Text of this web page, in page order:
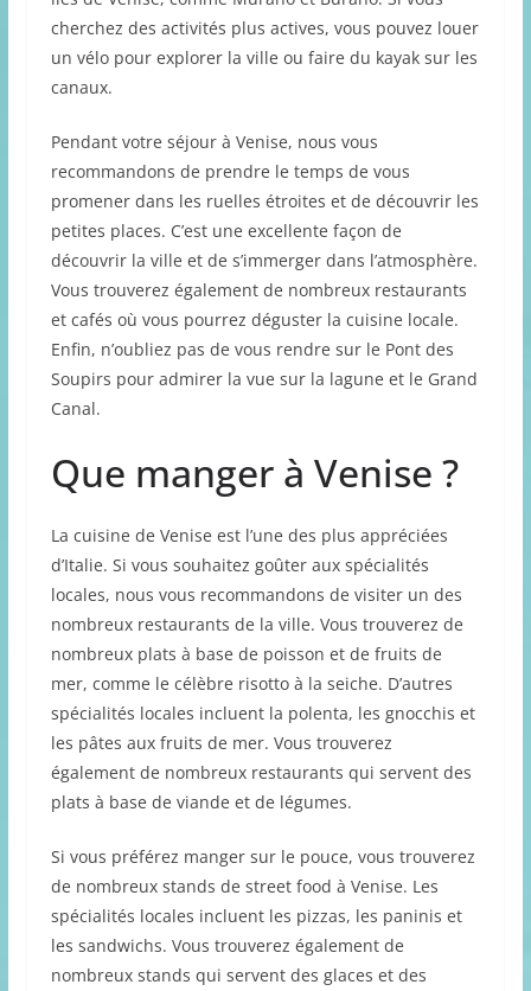
cherchez des activités plus actives, vous pouvez louer
un vélo pour explorer la ville ou faire du kayak sur les
canaux.
Pendant votre séjour à Venise, nous vous
recommandons de prendre le temps de vous
promener dans les ruelles étroites et de découvrir les
petites places. C’est une excellente façon de
découvrir la ville et de s’immerger dans l’atmosphère.
Vous trouverez également de nombreux restaurants
et cafés où vous pourrez déguster la cuisine locale.
Enfin, n’oubliez pas de vous rendre sur le Pont des
Soupirs pour admirer la vue sur la lagune et le Grand
Canal.
Que manger à Venise ?
La cuisine de Venise est l’une des plus appréciées
d’Italie. Si vous souhaitez goûter aux spécialités
locales, nous vous recommandons de visiter un des
nombreux restaurants de la ville. Vous trouverez de
nombreux plats à base de poisson et de fruits de
mer, comme le célèbre risotto à la seiche. D’autres
spécialités locales incluent la polenta, les gnocchis et
les pâtes aux fruits de mer. Vous trouverez
également de nombreux restaurants qui servent des
plats à base de viande et de légumes.
Si vous préférez manger sur le pouce, vous trouverez
de nombreux stands de street food à Venise. Les
spécialités locales incluent les pizzas, les paninis et
les sandwichs. Vous trouverez également de
nombreux stands qui servent des glaces et des